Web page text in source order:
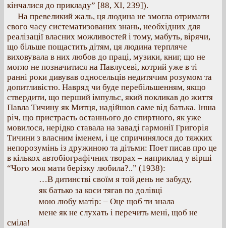
кінчалися до прикладу” [88, ХІ, 239]).
На превеликий жаль, ця людина не змогла отримати
свого часу систематизованих знань, необхідних для
реалізації власних можливостей і тому, мабуть, вірячи,
що більше пощастить дітям, ця людина терпляче
виховувала в них любов до праці, музики, книг, що не
могло не позначитися на Павлусеві, котрий уже в ті
ранні роки дивував односельців недитячим розумом та
допитливістю. Навряд чи буде перебільшенням, якщо
ствердити, що перший імпульс, який покликав до життя
Павла Тичину як Митця, надійшов саме від батька. Інша
річ, що пристрасть останнього до спиртного, як уже
мовилося, нерідко ставала на заваді гармонії Григорія
Тичини з власним іменем, і це спричинялося до тяжких
непорозумінь із дружиною та дітьми: Поет писав про це
в кількох автобіографічних творах – наприклад у вірші
“Чого моя мати берізку любила?..” (1938):
…В дитинстві своїм я той день не забуду,
як батько за коси тягав по долівці
мою любу матір: – Оце щоб ти знала
мене як не слухать і перечить мені, щоб не
сміла!